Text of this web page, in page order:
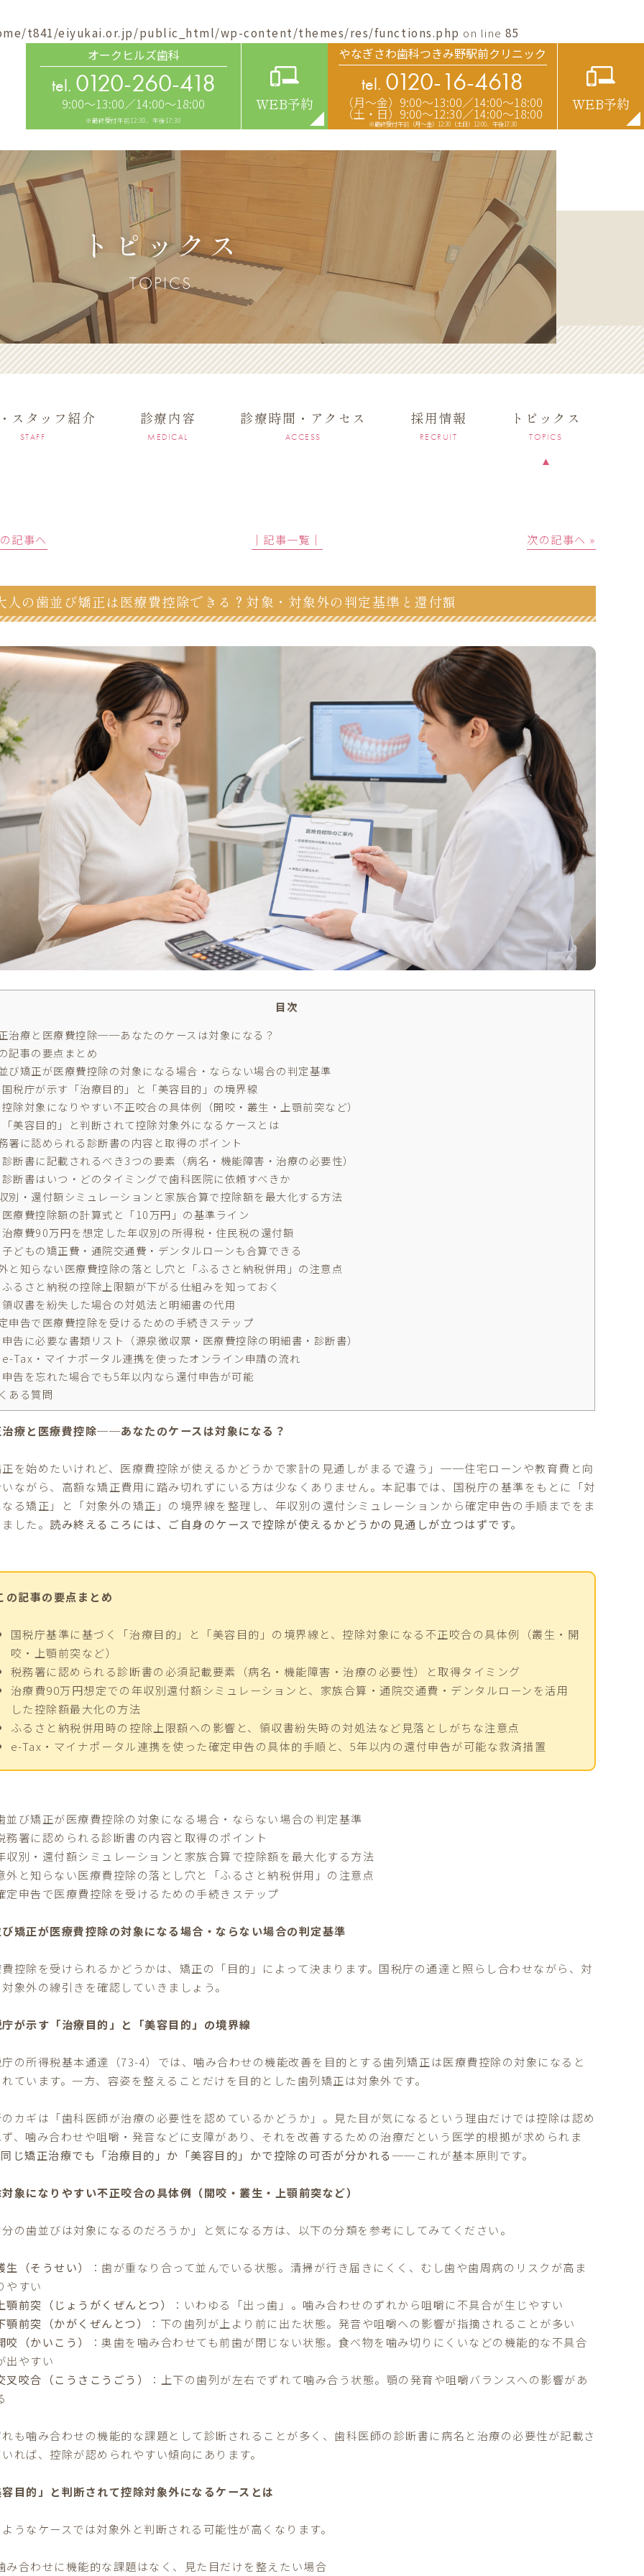
t841/eiyukai.or.jp/public_html/wp-content/themes/res/functions.php on line85
オークヒルズ歯科
tel. 0120-260-418
9:00～13:00／14:00～18:00
※最終受付午前12:30、午後17:30
WEB予約
やなぎさわ歯科つきみ野駅前クリニック
tel. 0120-16-4618
（月〜金）9:00〜13:00／14:00〜18:00
（土・日）9:00〜12:30／14:00〜18:00
※最終受付午前（月～金）12:30（土日）12:00、午後17:30
WEB予約
トピックス
TOPICS
スタッフ紹介
STAFF
診療内容
MEDICAL
診療時間・アクセス
ACCESS
採用情報
RECRUIT
トピックス
TOPICS
記事へ │記事一覧│ 次の記事へ »
人の歯並び矯正は医療費控除できる？対象・対象外の判定基準と還付額
目次
治療と医療費控除──あなたのケースは対象になる？
記事の要点まとめ
び矯正が医療費控除の対象になる場合・ならない場合の判定基準
国税庁が示す「治療目的」と「美容目的」の境界線
控除対象になりやすい不正咬合の具体例（開咬・叢生・上顎前突など）
「美容目的」と判断されて控除対象外になるケースとは
署に認められる診断書の内容と取得のポイント
診断書に記載されるべき3つの要素（病名・機能障害・治療の必要性）
診断書はいつ・どのタイミングで歯科医院に依頼すべきか
別・還付額シミュレーションと家族合算で控除額を最大化する方法
医療費控除額の計算式と「10万円」の基準ライン
治療費90万円を想定した年収別の所得税・住民税の還付額
子どもの矯正費・通院交通費・デンタルローンも合算できる
と知らない医療費控除の落とし穴と「ふるさと納税併用」の注意点
ふるさと納税の控除上限額が下がる仕組みを知っておく
領収書を紛失した場合の対処法と明細書の代用
申告で医療費控除を受けるための手続きステップ
申告に必要な書類リスト（源泉徴収票・医療費控除の明細書・診断書）
e-Tax・マイナポータル連携を使ったオンライン申請の流れ
申告を忘れた場合でも5年以内なら還付申告が可能
ある質問
療と医療費控除──あなたのケースは対象になる？
を始めたいけれど、医療費控除が使えるかどうかで家計の見通しがまるで違う」──住宅ローンや教育費と向
ながら、高額な矯正費用に踏み切れずにいる方は少なくありません。本記事では、国税庁の基準をもとに「対
る矯正」と「対象外の矯正」の境界線を整理し、年収別の還付シミュレーションから確定申告の手順までをま
した。読み終えるころには、ご自身のケースで控除が使えるかどうかの見通しが立つはずです。
の記事の要点まとめ
国税庁基準に基づく「治療目的」と「美容目的」の境界線と、控除対象になる不正咬合の具体例（叢生・開
咬・上顎前突など）
税務署に認められる診断書の必須記載要素（病名・機能障害・治療の必要性）と取得タイミング
治療費90万円想定での年収別還付額シミュレーションと、家族合算・通院交通費・デンタルローンを活用
した控除額最大化の方法
ふるさと納税併用時の控除上限額への影響と、領収書紛失時の対処法など見落としがちな注意点
e-Tax・マイナポータル連携を使った確定申告の具体的手順と、5年以内の還付申告が可能な救済措置
並び矯正が医療費控除の対象になる場合・ならない場合の判定基準
務署に認められる診断書の内容と取得のポイント
収別・還付額シミュレーションと家族合算で控除額を最大化する方法
外と知らない医療費控除の落とし穴と「ふるさと納税併用」の注意点
定申告で医療費控除を受けるための手続きステップ
矯正が医療費控除の対象になる場合・ならない場合の判定基準
控除を受けられるかどうかは、矯正の「目的」によって決まります。国税庁の通達と照らし合わせながら、対
象外の線引きを確認していきましょう。
が示す「治療目的」と「美容目的」の境界線
の所得税基本通達（73-4）では、噛み合わせの機能改善を目的とする歯列矯正は医療費控除の対象になると
ています。一方、容姿を整えることだけを目的とした歯列矯正は対象外です。
カギは「歯科医師が治療の必要性を認めているかどうか」。見た目が気になるという理由だけでは控除は認め
、噛み合わせや咀嚼・発音などに支障があり、それを改善するための治療だという医学的根拠が求められま
同じ矯正治療でも「治療目的」か「美容目的」かで控除の可否が分かれる ──これが基本原則です。
象になりやすい不正咬合の具体例（開咬・叢生・上顎前突など）
の歯並びは対象になるのだろうか」と気になる方は、以下の分類を参考にしてみてください。
生（そうせい）
：歯が重なり合って並んでいる状態。清掃が行き届きにくく、むし歯や歯周病のリスクが高ま
やすい
顎前突（じょうがくぜんとつ）
：いわゆる「出っ歯」。噛み合わせのずれから咀嚼に不具合が生じやすい
顎前突（かがくぜんとつ）
：下の歯列が上より前に出た状態。発音や咀嚼への影響が指摘されることが多い
咬（かいこう）
：奥歯を噛み合わせても前歯が閉じない状態。食べ物を噛み切りにくいなどの機能的な不具合
出やすい
叉咬合（こうさこうごう）
：上下の歯列が左右でずれて噛み合う状態。顎の発育や咀嚼バランスへの影響があ
も噛み合わせの機能的な課題として診断されることが多く、歯科医師の診断書に病名と治療の必要性が記載さ
れば、控除が認められやすい傾向にあります。
目的」と判断されて控除対象外になるケースとは
うなケースでは対象外と判断される可能性が高くなります。
み合わせに機能的な課題はなく、見た目だけを整えたい場合